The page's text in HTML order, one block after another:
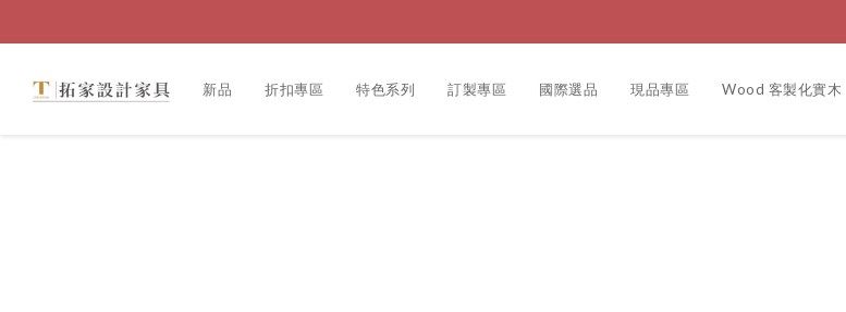
新品 折扣專區 特色系列 訂製專區 國際選品 現品專區 Wood 客製化實木